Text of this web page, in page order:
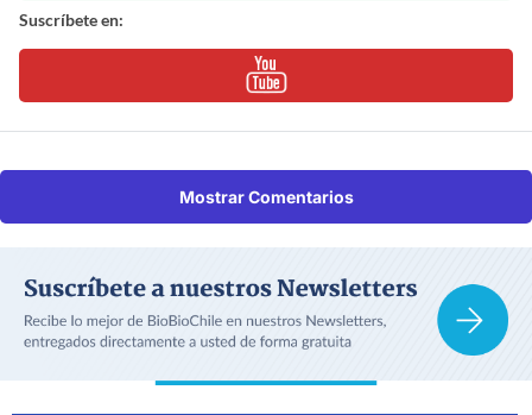
Suscríbete en:
Mostrar Comentarios